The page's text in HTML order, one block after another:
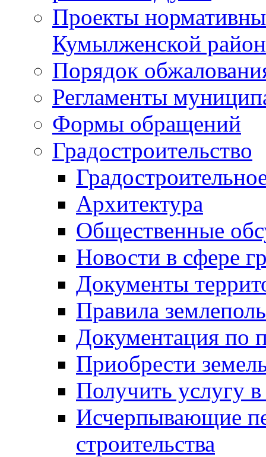
Проекты
Кумылженской
Порядок
Регламенты
Формы обращений
Градостроительство
Архитектура
Общественные
Новости в сфере
Документы
Правила
Документация по
Приобрести
Получить услугу в
Исчерпывающие
строительства